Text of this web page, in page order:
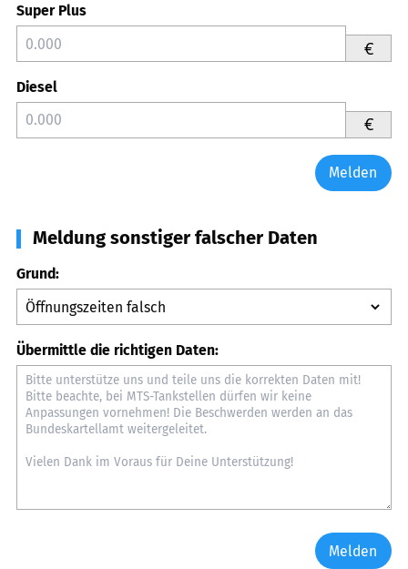
Super Plus
€
Diesel
€
Melden
Meldung sonstiger falscher Daten
Grund:
Übermittle die richtigen Daten:
Melden